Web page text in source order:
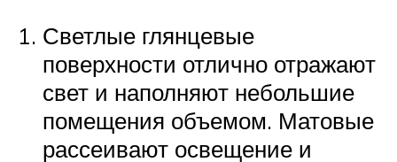
Светлые глянцевые
поверхности отлично отражают
свет и наполняют небольшие
помещения объемом. Матовые
рассеивают освещение и